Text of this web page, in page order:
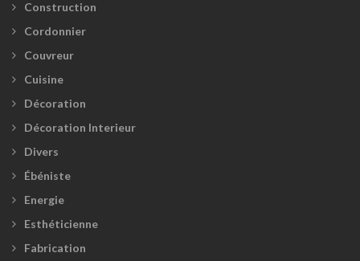
Construction
Cordonnier
Couvreur
Cuisine
Décoration
Décoration Interieur
Divers
Ébéniste
Energie
Esthéticienne
Fabrication